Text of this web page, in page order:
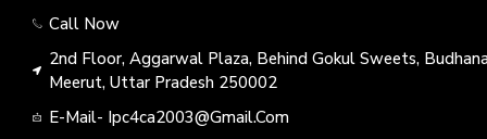
Call Now
2nd Floor, Aggarwal Plaza, Behind Gokul Sweets,
Meerut, Uttar Pradesh 250002
E-Mail- Ipc4ca2003@gmail.com